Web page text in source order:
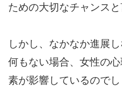
ための大切なチャンスと
しかし、なかなか進展
何もない場合、女性の
素が影響しているのでし